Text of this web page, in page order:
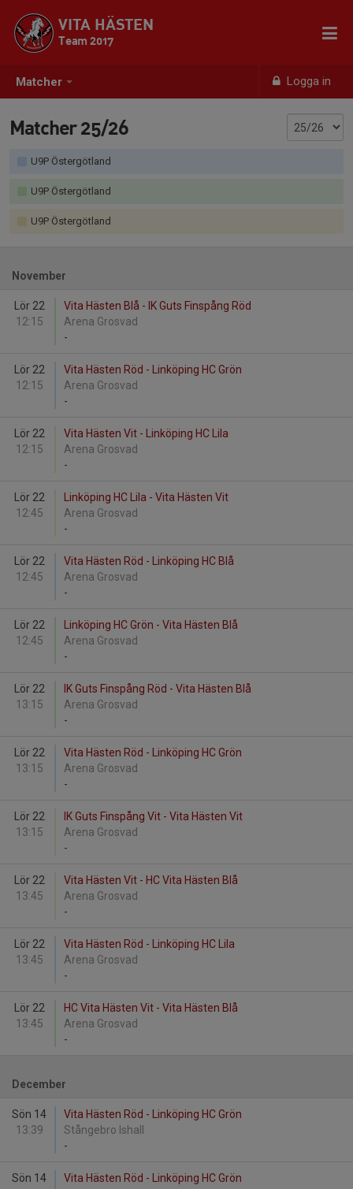
Matcher Logga in
VITA HÄSTEN
Team 2017
Matcher 25/26
U9P Östergötland
U9P Östergötland
U9P Östergötland
November
Lör 22
12:15
Vita Hästen Blå - IK Guts Finspång Röd
Arena Grosvad
-
Lör 22
12:15
Vita Hästen Röd - Linköping HC Grön
Arena Grosvad
-
Lör 22
12:15
Vita Hästen Vit - Linköping HC Lila
Arena Grosvad
-
Lör 22
12:45
Linköping HC Lila - Vita Hästen Vit
Arena Grosvad
-
Lör 22
12:45
Vita Hästen Röd - Linköping HC Blå
Arena Grosvad
-
Lör 22
12:45
Linköping HC Grön - Vita Hästen Blå
Arena Grosvad
-
Lör 22
13:15
IK Guts Finspång Röd - Vita Hästen Blå
Arena Grosvad
-
Lör 22
13:15
Vita Hästen Röd - Linköping HC Grön
Arena Grosvad
-
Lör 22
13:15
IK Guts Finspång Vit - Vita Hästen Vit
Arena Grosvad
-
Lör 22
13:45
Vita Hästen Vit - HC Vita Hästen Blå
Arena Grosvad
-
Lör 22
13:45
Vita Hästen Röd - Linköping HC Lila
Arena Grosvad
-
Lör 22
13:45
HC Vita Hästen Vit - Vita Hästen Blå
Arena Grosvad
-
December
Sön 14
13:39
Vita Hästen Röd - Linköping HC Grön
Stångebro Ishall
-
Sön 14
Vita Hästen Röd - Linköping HC Grön